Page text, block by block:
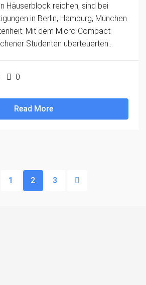
Häuserblock reichen, sind bei
in Berlin, Hamburg, München
Mit dem Micro Compact
Studenten überteuerten...
0
Read More
1 2 3